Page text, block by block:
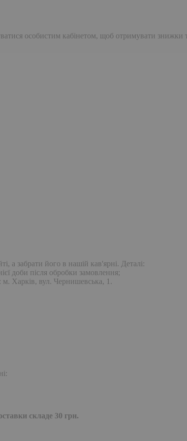
особистим кабінетом, щоб отримувати знижки
а забрати його в нашій кав'ярні. Деталі:
доби після обробки замовлення;
м. Харків, вул. Чернишевська, 1.
складе 30 грн.